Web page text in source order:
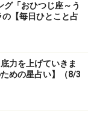
「おひつじ座～う
【毎日ひとこと占
力を上げていきま
めの星占い】（8/3